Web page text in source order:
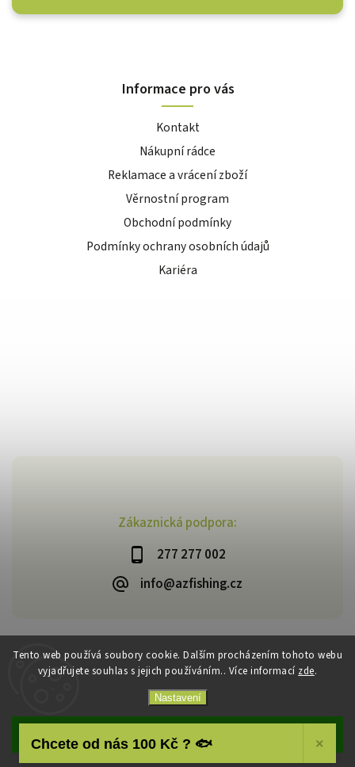
Tento web používá soubory cookie. Dalším procházením tohoto webu
vyjadřujete souhlas s jejich používáním.. Více informací zde.
Nastavení
Souhlasím
Zákaznická podpora:
277 277 002
info@azfishing.cz
Informace pro vás
Kontakt
Nákupní rádce
Reklamace a vrácení zboží
Věrnostní program
Obchodní podmínky
Podmínky ochrany osobních údajů
Kariéra
Copyright 2026AzFishing.cz. Všechna práva vyhrazena.
VytvořilShoptet| Design
Chcete od nás 100 Kč ? 🐟 ×